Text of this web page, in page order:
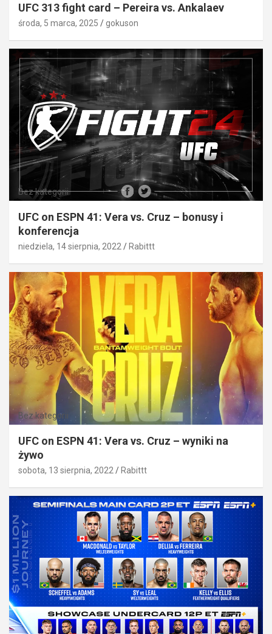
UFC 313 fight card – Pereira vs. Ankalaev
środa, 5 marca, 2025 gokuson
Bez kategorii
UFC on ESPN 41: Vera vs. Cruz – bonusy i
konferencja
niedziela, 14 sierpnia, 2022 Rabittt
Bez kategorii
UFC on ESPN 41: Vera vs. Cruz – wyniki na
żywo
sobota, 13 sierpnia, 2022 Rabittt